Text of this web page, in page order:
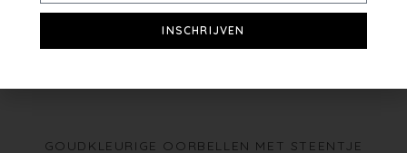
GOUDKLEURIGE OORBELLEN MET STEENTJE
INSCHRIJVEN